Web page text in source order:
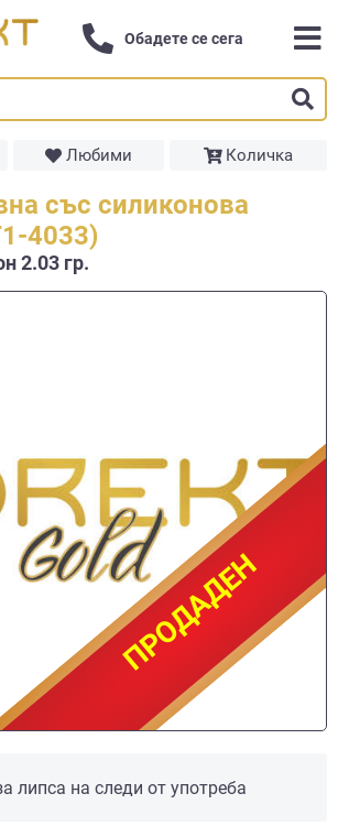
Обадете се сега
Любими Количка
със силиконова
4033)
2.03 гр.
ПРОДАДЕН
ПРОДАДЕН
липса на следи от употреба